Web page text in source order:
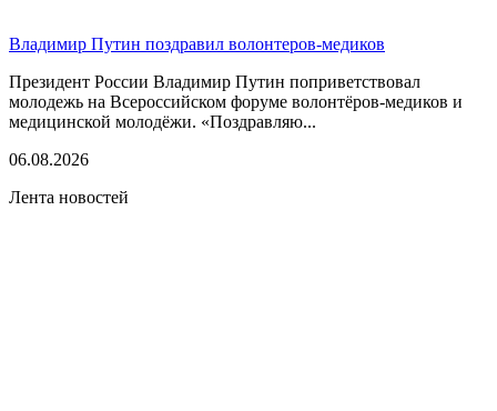
Владимир Путин поздравил волонтеров-медиков
Президент России Владимир Путин поприветствовал
молодежь на Всероссийском форуме волонтёров-медиков и
медицинской молодёжи. «Поздравляю...
06.08.2026
Лента новостей